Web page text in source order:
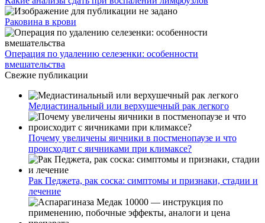
Раковина в крови
Операция по удалению селезенки: особенности
вмешательства
Свежие публикации
Медиастинальный или верхушечный рак легкого
Почему увеличены яичники в постменопаузе и что
происходит с яичниками при климаксе?
Рак Педжета, рак соска: симптомы и признаки, стадии и
лечение